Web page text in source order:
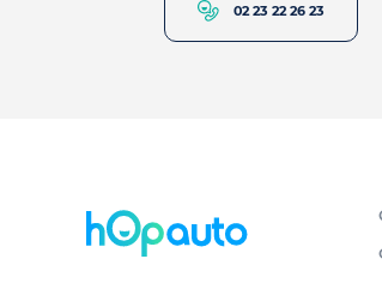
02 23 22 26 23